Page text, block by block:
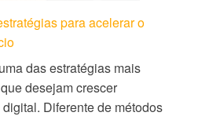
para acelerar o
das estratégias mais
desejam crescer
Diferente de métodos